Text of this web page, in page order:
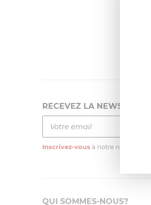
RECEVEZ LA NEWSLETTER
Inscrivez-vous à notre newsletter
QUI SOMMES-NOUS?